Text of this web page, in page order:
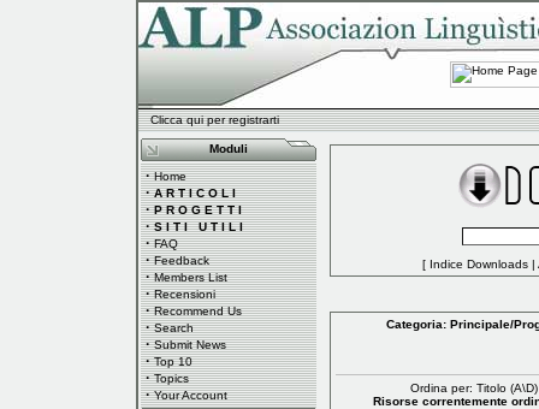
Clicca qui per registrarti
Moduli
· Home
· A R T I C O L I
· P R O G E T T I
· S I T I U T I L I
· FAQ
· Feedback
· Members List
· Recensioni
· Recommend Us
· Search
· Submit News
· Top 10
· Topics
· Your Account
[ Indice Downloads |
Categoria: Principale/
Ordina per: Titolo (A\D
Risorse correntemente